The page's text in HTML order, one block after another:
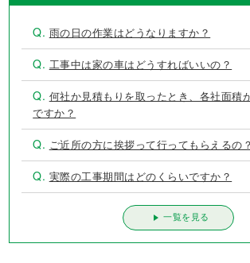
Q. 雨の日の作業はどうなりますか？
Q. 工事中は家の車はどうすればいいの？
Q. 何社か見積もりを取ったとき、各社面積
ですか？
Q. ご近所の方に挨拶って行ってもらえるの？
Q. 実際の工事期間はどのくらいですか？
一覧を見る